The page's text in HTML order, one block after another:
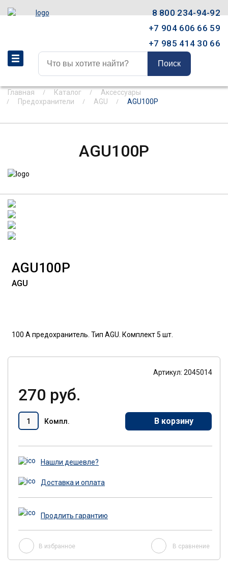
8 800 234-94-92
+7 904 606 66 59
+7 985 414 30 66
Поиск
Главная Каталог
Аксессуары
Предохранители
AGU AGU100P
AGU100P
AGU100P
AGU
100 A предохранитель. Тип AGU. Комплект 5 шт.
Артикул: 2045014
270 руб.
Компл. В корзину
Нашли дешевле?
Доставка и оплата
Продлить гарантию
В избранное В сравнение